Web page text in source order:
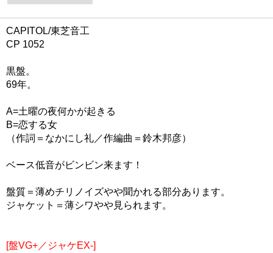
CAPITOL/東芝音工
CP 1052
黒盤。
69年。
A=土曜の夜何かが起きる
B=恋する女
（作詞＝なかにし礼／作編曲＝鈴木邦彦）
ベース低音がビンビン来ます！
盤質＝薄めチリノイズやや聞かれる部分あります。
ジャケット＝薄シワやや見られます。
[盤VG+／ジャケEX-]